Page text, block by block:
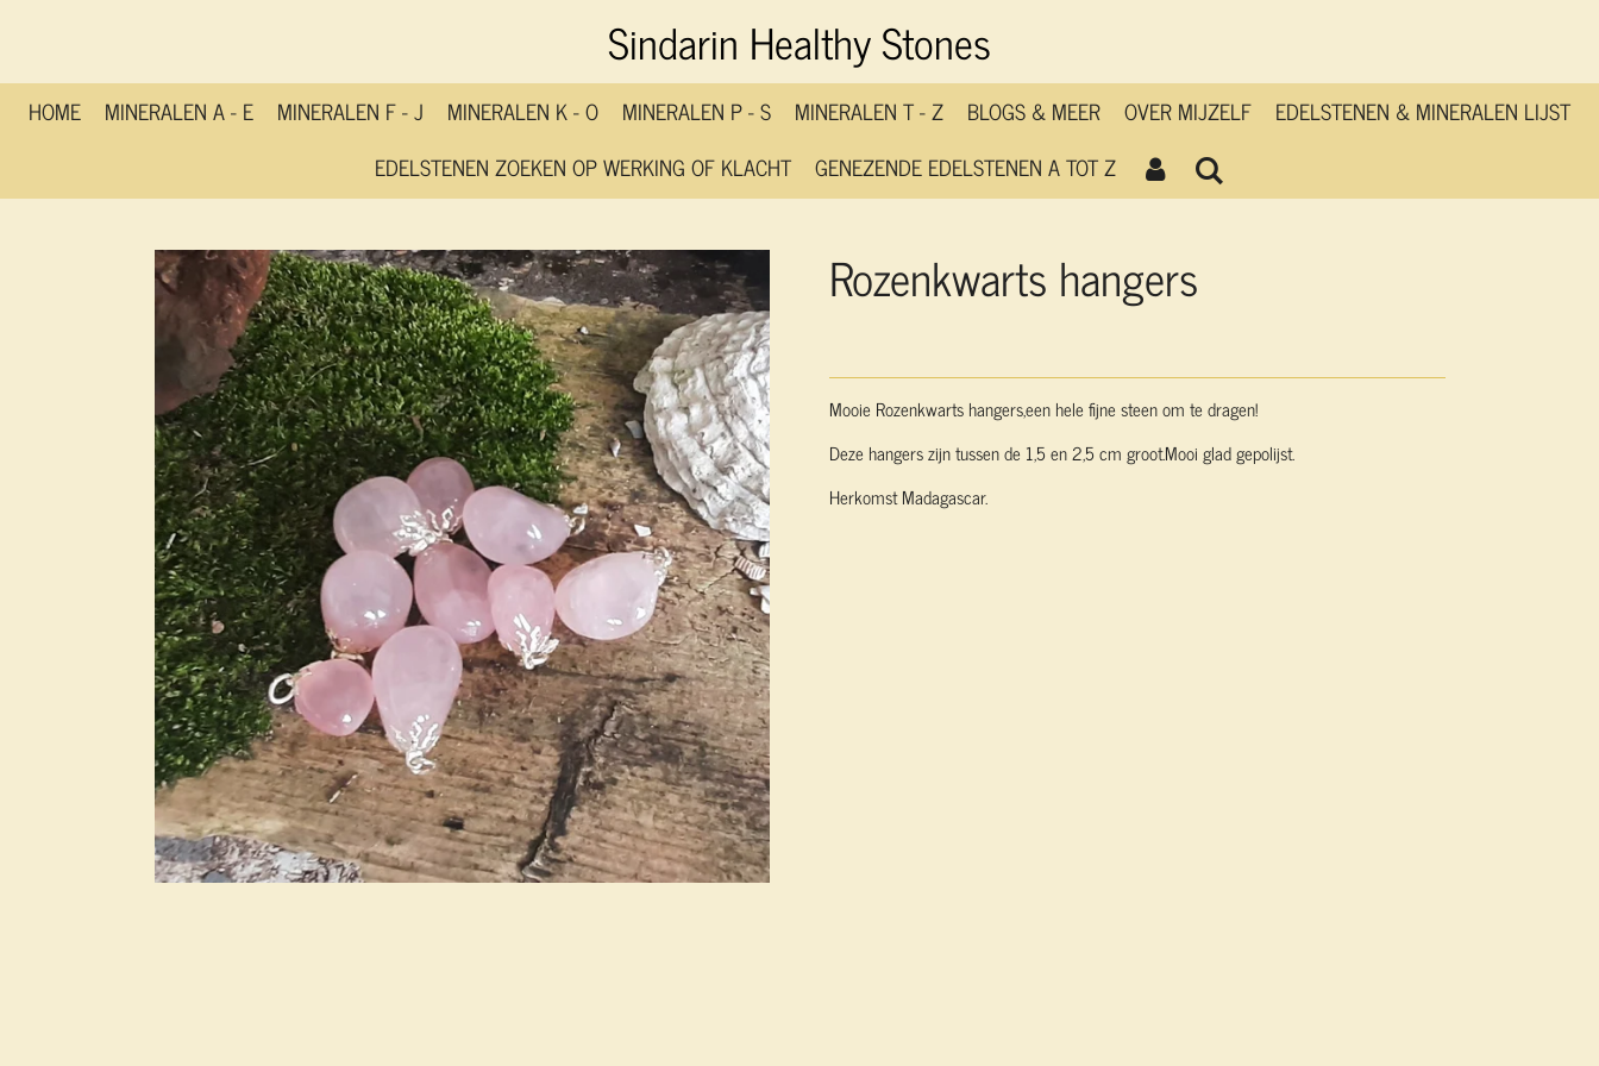
de
hoofdinhoud
Sindarin Healthy Stones
HOME MINERALEN A - E MINERALEN F - J MINERALEN K - O MINERALEN P - S MINERALEN T - Z BLOGS & MEER OVER MIJZELF
EDELSTENEN & MINERALEN LIJST
EDELSTENEN ZOEKEN OP WERKING OF KLACHT
GENEZENDE EDELSTENEN A TOT Z
Rozenkwarts hangers
Mooie Rozenkwarts hangers,een hele fijne steen om te dragen!
Deze hangers zijn tussen de 1,5 en 2,5 cm groot.Mooi glad gepolijst.
Herkomst Madagascar.